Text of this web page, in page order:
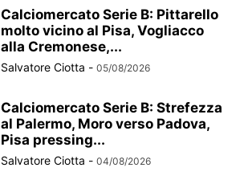
Calciomercato Serie B: Pittarello
molto vicino al Pisa, Vogliacco
alla Cremonese,...
Salvatore Ciotta - 05/08/2026
Calciomercato Serie B: Strefezza
al Palermo, Moro verso Padova,
Pisa pressing...
Salvatore Ciotta - 04/08/2026